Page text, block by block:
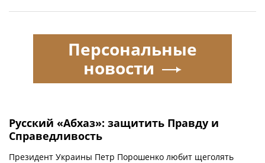
Русский «Абхаз»: защитить Правду и
Справедливость
Президент Украины Петр Порошенко любит щеголять
Персональные
новости